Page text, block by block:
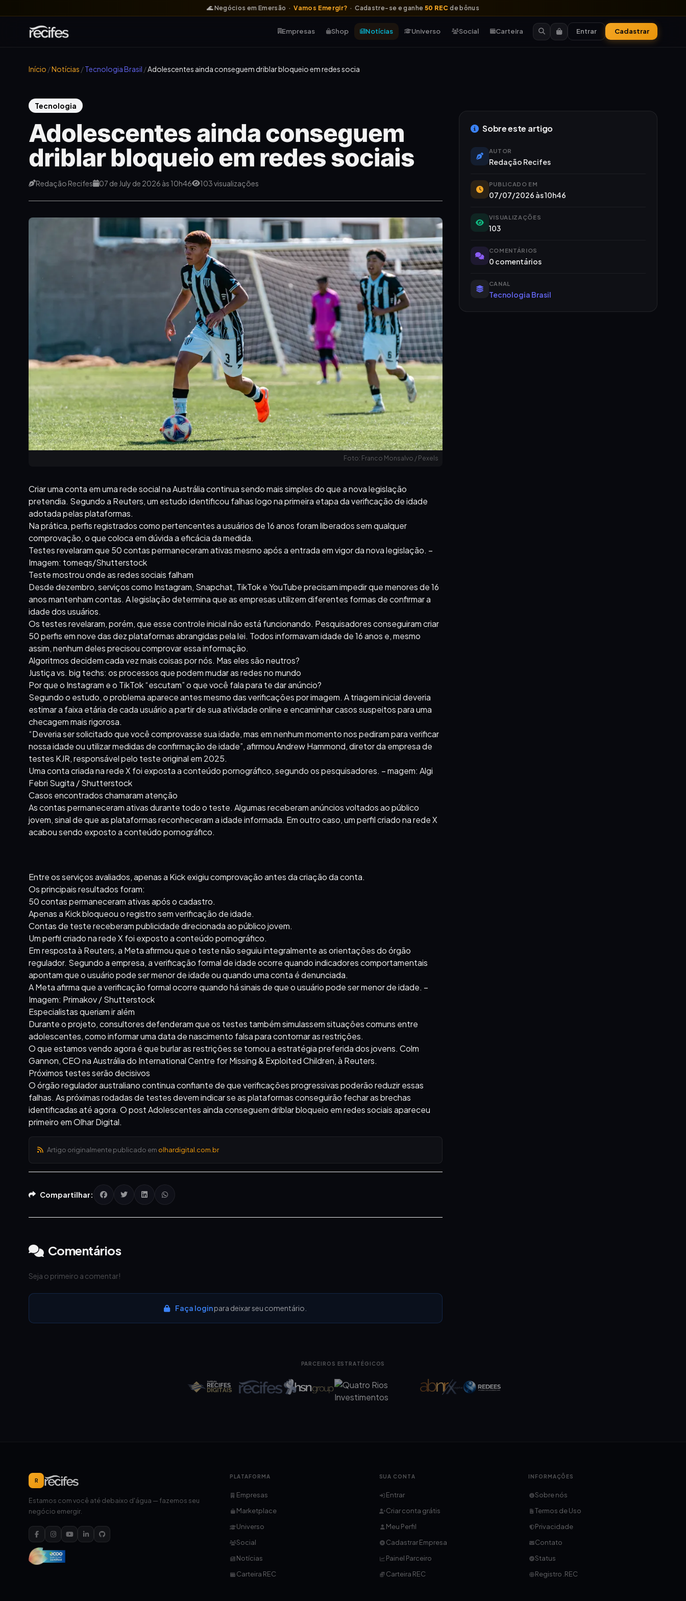
🌊 Negócios em Emersão ·Vamos Emergir? · Cadastre-se e ganhe50 RECde bônus
Empresas Shop Notícias Universo Social Carteira Entrar Cadastrar
Início /Notícias /Tecnologia Brasil /Adolescentes ainda conseguem driblar bloqueio em redes socia
Tecnologia
Adolescentes ainda conseguem
driblar bloqueio em redes sociais
Redação Recifes 07 de July de 2026 às 10h46 103 visualizações
Foto: Franco Monsalvo / Pexels
Criar uma conta em uma rede social na Austrália continua sendo mais simples do que a nova legislação
pretendia. Segundo a Reuters, um estudo identificou falhas logo na primeira etapa da verificação de idade
adotada pelas plataformas.
Na prática, perfis registrados como pertencentes a usuários de 16 anos foram liberados sem qualquer
comprovação, o que coloca em dúvida a eficácia da medida.
Testes revelaram que 50 contas permaneceram ativas mesmo após a entrada em vigor da nova legislação. –
Imagem: tomeqs/Shutterstock
Teste mostrou onde as redes sociais falham
Desde dezembro, serviços como Instagram, Snapchat, TikTok e YouTube precisam impedir que menores de 16
anos mantenham contas. A legislação determina que as empresas utilizem diferentes formas de confirmar a
idade dos usuários.
Os testes revelaram, porém, que esse controle inicial não está funcionando. Pesquisadores conseguiram criar
50 perfis em nove das dez plataformas abrangidas pela lei. Todos informavam idade de 16 anos e, mesmo
assim, nenhum deles precisou comprovar essa informação.
Algoritmos decidem cada vez mais coisas por nós. Mas eles são neutros?
Justiça vs. big techs: os processos que podem mudar as redes no mundo
Por que o Instagram e o TikTok “escutam” o que você fala para te dar anúncio?
Segundo o estudo, o problema aparece antes mesmo das verificações por imagem. A triagem inicial deveria
estimar a faixa etária de cada usuário a partir de sua atividade online e encaminhar casos suspeitos para uma
checagem mais rigorosa.
“Deveria ser solicitado que você comprovasse sua idade, mas em nenhum momento nos pediram para verificar
nossa idade ou utilizar medidas de confirmação de idade”, afirmou Andrew Hammond, diretor da empresa de
testes KJR, responsável pelo teste original em 2025.
Uma conta criada na rede X foi exposta a conteúdo pornográfico, segundo os pesquisadores. – magem: Algi
Febri Sugita / Shutterstock
Casos encontrados chamaram atenção
As contas permaneceram ativas durante todo o teste. Algumas receberam anúncios voltados ao público
jovem, sinal de que as plataformas reconheceram a idade informada. Em outro caso, um perfil criado na rede X
acabou sendo exposto a conteúdo pornográfico.
Entre os serviços avaliados, apenas a Kick exigiu comprovação antes da criação da conta.
Os principais resultados foram:
50 contas permaneceram ativas após o cadastro.
Apenas a Kick bloqueou o registro sem verificação de idade.
Contas de teste receberam publicidade direcionada ao público jovem.
Um perfil criado na rede X foi exposto a conteúdo pornográfico.
Em resposta à Reuters, a Meta afirmou que o teste não seguiu integralmente as orientações do órgão
regulador. Segundo a empresa, a verificação formal de idade ocorre quando indicadores comportamentais
apontam que o usuário pode ser menor de idade ou quando uma conta é denunciada.
A Meta afirma que a verificação formal ocorre quando há sinais de que o usuário pode ser menor de idade. –
Imagem: Primakov / Shutterstock
Especialistas queriam ir além
Durante o projeto, consultores defenderam que os testes também simulassem situações comuns entre
adolescentes, como informar uma data de nascimento falsa para contornar as restrições.
O que estamos vendo agora é que burlar as restrições se tornou a estratégia preferida dos jovens. Colm
Gannon, CEO na Austrália do International Centre for Missing & Exploited Children, à Reuters.
Próximos testes serão decisivos
O órgão regulador australiano continua confiante de que verificações progressivas poderão reduzir essas
falhas. As próximas rodadas de testes devem indicar se as plataformas conseguirão fechar as brechas
identificadas até agora. O post Adolescentes ainda conseguem driblar bloqueio em redes sociais apareceu
primeiro em Olhar Digital.
Artigo originalmente publicado em olhardigital.com.br
Compartilhar:
Comentários
Seja o primeiro a comentar!
Faça loginpara deixar seu comentário.
Sobre este artigo
AUTOR
Redação Recifes
PUBLICADO EM
07/07/2026 às 10h46
VISUALIZAÇÕES
103
COMENTÁRIOS
0 comentários
CANAL
Tecnologia Brasil
PARCEIROS ESTRATÉGICOS
R
Estamos com você até debaixo d'água — fazemos seu
negócio emergir.
PLATAFORMA
Empresas
Marketplace
Universo
Social
Notícias
Carteira REC
SUA CONTA
Entrar
Criar conta grátis
Meu Perfil
Cadastrar Empresa
Painel Parceiro
Carteira REC
INFORMAÇÕES
Sobre nós
Termos de Uso
Privacidade
Contato
Status
Registro .REC